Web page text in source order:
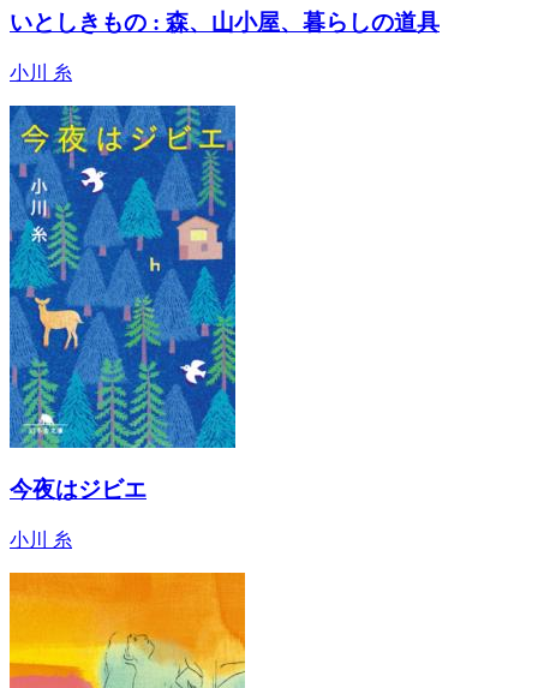
いとしきもの : 森、山小屋、暮らしの道具
小川 糸
今夜はジビエ
小川 糸